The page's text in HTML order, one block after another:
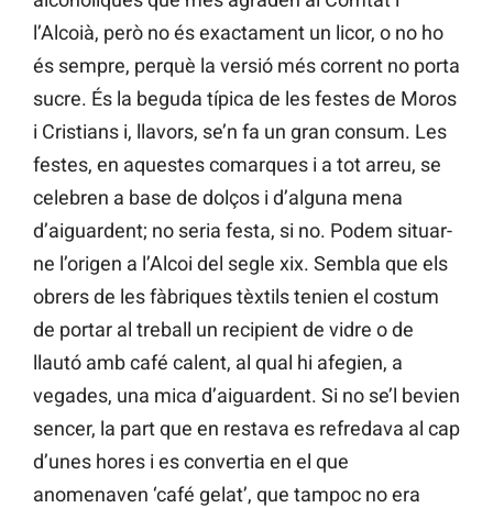
l’Alcoià, però no és exactament un licor, o no ho
és sempre, perquè la versió més corrent no porta
sucre. És la beguda típica de les festes de Moros
i Cristians i, llavors, se’n fa un gran consum. Les
festes, en aquestes comarques i a tot arreu, se
celebren a base de dolços i d’alguna mena
d’aiguardent; no seria festa, si no. Podem situar-
ne l’origen a l’Alcoi del segle xix. Sembla que els
obrers de les fàbriques tèxtils tenien el costum
de portar al treball un recipient de vidre o de
llautó amb café calent, al qual hi afegien, a
vegades, una mica d’aiguardent. Si no se’l bevien
sencer, la part que en restava es refredava al cap
d’unes hores i es convertia en el que
anomenaven ‘café gelat’, que tampoc no era